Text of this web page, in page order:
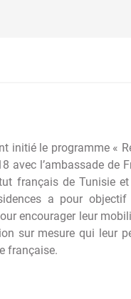
initié le programme «
avec l’ambassade de
français de Tunisie et
a pour objectif
encourager leur
sur mesure qui leur
française.